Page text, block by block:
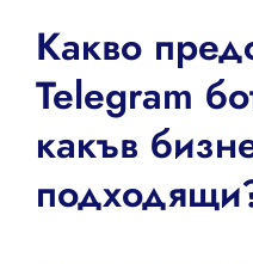
Какво
Telegram
какъв